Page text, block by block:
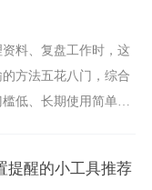
料、复盘工作时，这
方法五花八门，综合
低、长期使用简单的
提醒的小工具推荐